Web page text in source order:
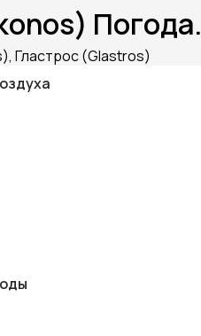
Погода.
Гластрос (Glastros)